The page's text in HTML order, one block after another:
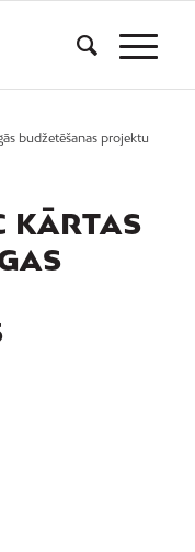
budžetēšanas projektu
KĀRTAS